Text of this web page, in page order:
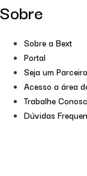
Sobre
Sobre a Bext
Portal
Seja um Parceiro
Acesso a área
Trabalhe
Dúvidas